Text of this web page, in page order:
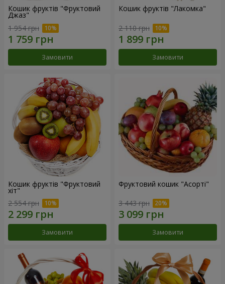
Кошик фруктів "Фруктовий
Джаз"
1 954 грн
Замовити
Кошик фруктів "Лакомка"
2 110 грн
Замовити
Кошик фруктів "Фруктовий
хiт"
2 554 грн
Замовити
Фруктовий кошик "Асорті"
3 443 грн
Замовити